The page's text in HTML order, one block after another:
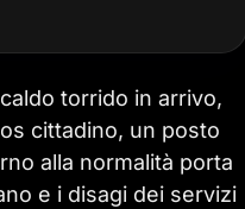
torrido in arrivo,
cittadino, un posto
alla normalità porta
e i disagi dei servizi